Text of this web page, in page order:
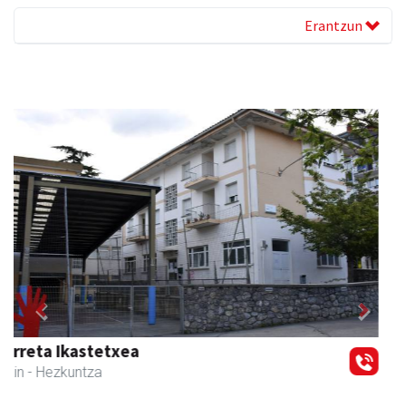
Erantzun
Txindoki taberna
Andoain -
Previous Next